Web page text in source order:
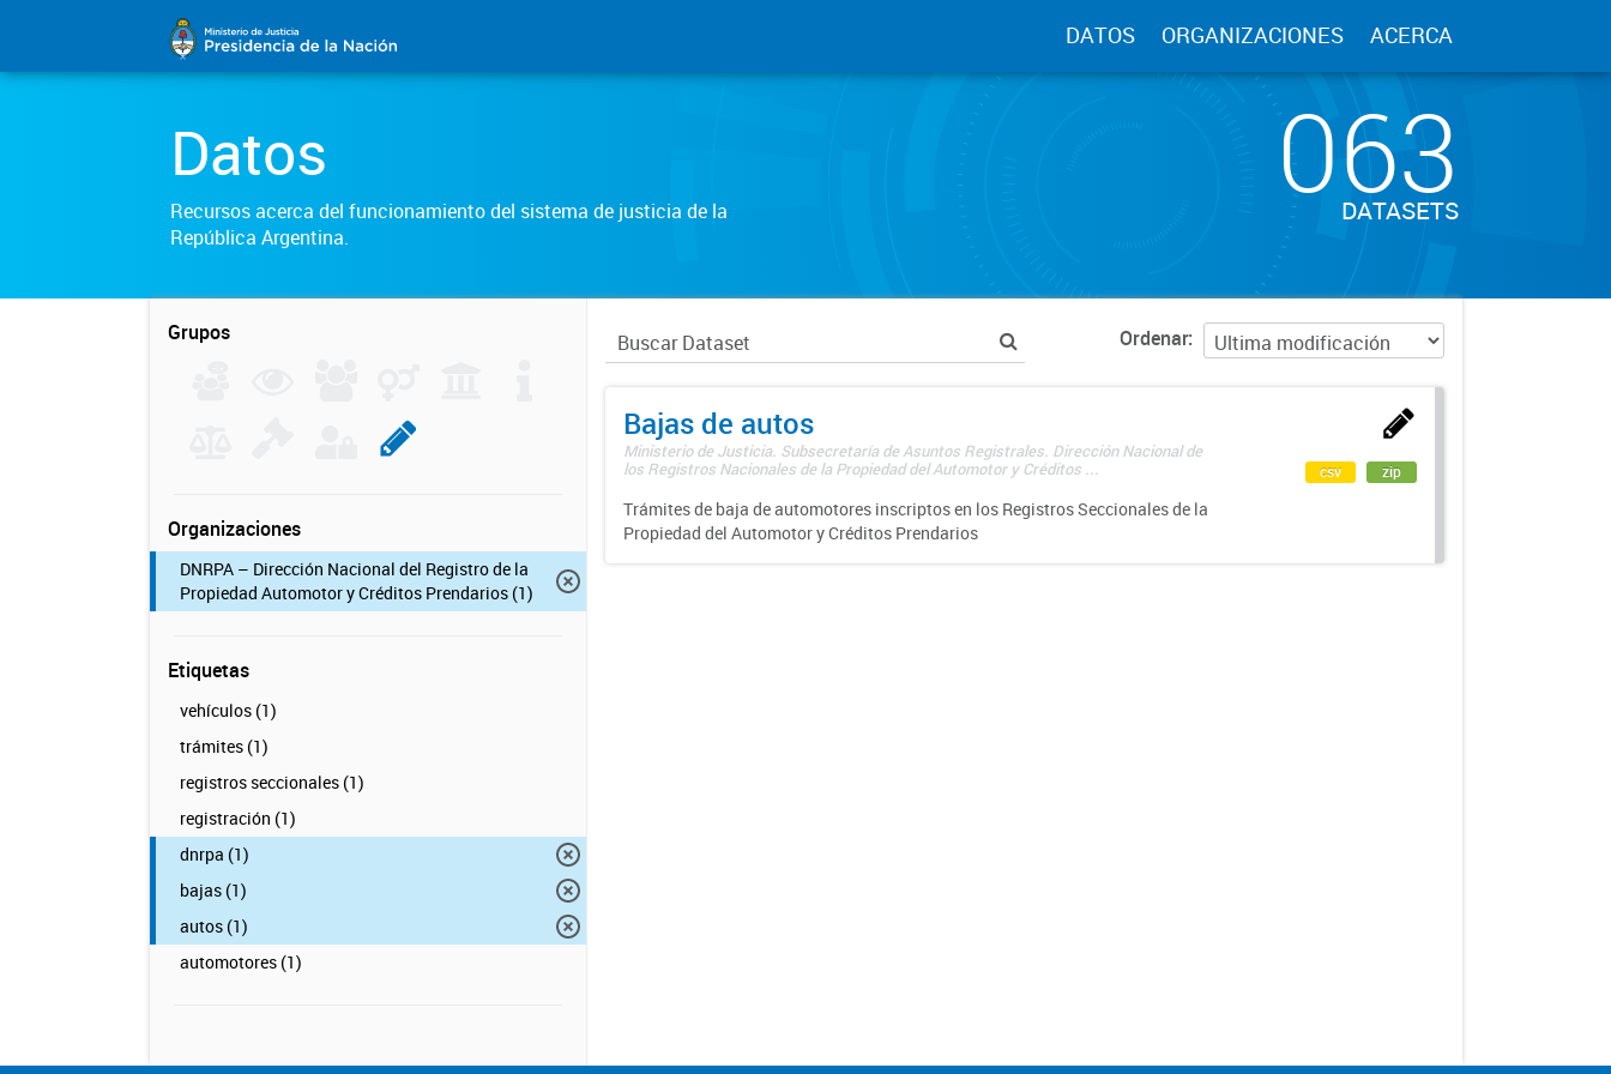
DATOS ORGANIZACIONES ACERCA
Datos
Recursos acerca del funcionamiento del sistema de justicia de la
República Argentina.
063
DATASETS
Grupos
Organizaciones
DNRPA – Dirección Nacional del Registro de la
Propiedad Automotor y Créditos Prendarios (1)
Etiquetas
vehículos (1)
trámites (1)
registros seccionales (1)
registración (1)
dnrpa (1)
bajas (1)
autos (1)
automotores (1)
Ordenar
Bajas de autos
Ministerio de Justicia. Subsecretaría de Asuntos Registrales. Dirección Nacional de
los Registros Nacionales de la Propiedad del Automotor y Créditos ...
Trámites de baja de automotores inscriptos en los Registros Seccionales de la
Propiedad del Automotor y Créditos Prendarios
csv zip